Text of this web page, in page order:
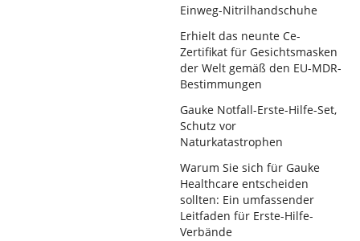
Einweg-Nitrilhandschuhe
Erhielt das neunte Ce-
Zertifikat für Gesichtsmasken
der Welt gemäß den EU-MDR-
Bestimmungen
Gauke Notfall-Erste-Hilfe-Set,
Schutz vor
Naturkatastrophen
Warum Sie sich für Gauke
Healthcare entscheiden
sollten: Ein umfassender
Leitfaden für Erste-Hilfe-
Verbände